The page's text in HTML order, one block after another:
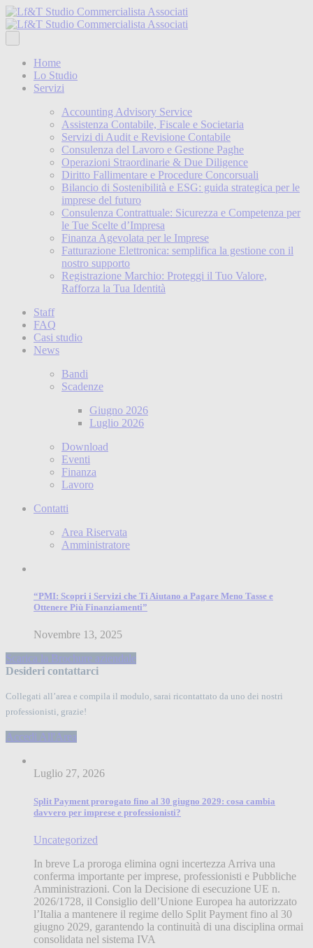
Home
Lo Studio
Servizi
Accounting Advisory Service
Assistenza Contabile, Fiscale e Societaria
Servizi di Audit e Revisione Contabile
Consulenza del Lavoro e Gestione Paghe
Operazioni Straordinarie & Due Diligence
Diritto Fallimentare e Procedure Concorsuali
Bilancio di Sostenibilità e ESG: guida strategica per le
imprese del futuro
Consulenza Contrattuale: Sicurezza e Competenza per
le Tue Scelte d’Impresa
Finanza Agevolata per le Imprese
Fatturazione Elettronica: semplifica la gestione con il
nostro supporto
Registrazione Marchio: Proteggi il Tuo Valore,
Rafforza la Tua Identità
Staff
FAQ
Casi studio
News
Bandi
Scadenze
Giugno 2026
Luglio 2026
Download
Eventi
Finanza
Lavoro
Contatti
Area Riservata
Amministratore
“PMI: Scopri i Servizi che Ti Aiutano a Pagare Meno Tasse e
Ottenere Più Finanziamenti”
Novembre 13, 2025
Scarica la Brochure aziendale
Desideri contattarci
Collegati all’area e compila il modulo, sarai ricontattato da uno dei nostri
professionisti, grazie!
Accedi All'Area
Luglio 27, 2026
Split Payment prorogato fino al 30 giugno 2029: cosa cambia
davvero per imprese e professionisti?
Uncategorized
In breve La proroga elimina ogni incertezza Arriva una
conferma importante per imprese, professionisti e Pubbliche
Amministrazioni. Con la Decisione di esecuzione UE n.
2026/1728, il Consiglio dell’Unione Europea ha autorizzato
l’Italia a mantenere il regime dello Split Payment fino al 30
giugno 2029, garantendo la continuità di una disciplina ormai
consolidata nel sistema IVA